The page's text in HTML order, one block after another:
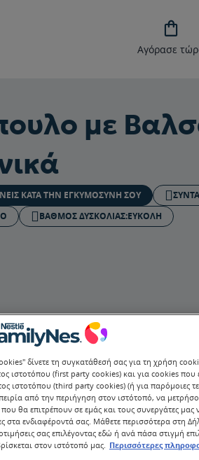

Αγόρασε
με
ΚΑΤΆ ΤΗΝ ΕΓΚΥΜΟΣΎΝΗ ΣΟΥ
ΒΑΘΜΟΣ ΔΥΣΚΟΛΙΑΣ:ΕΎΚΟΛΗ
δίνετε τη συγκατάθεσή σας για τη χρήση
ιστοτόπου (first party cookies) και για cookies που
ιστοτόπου (third party cookies) (ή για παρόμοιες
από την περιήγηση στον ιστότοπό, να
θα επιτρέπουν σε εμάς και τους συνεργάτες μας
στα ενδιαφέροντά σας. Μάθετε περισσότερα στη
σας επιλέγοντας εδώ ή ανά πάσα στιγμή
στον ιστότοπό μας. Περισσότερες